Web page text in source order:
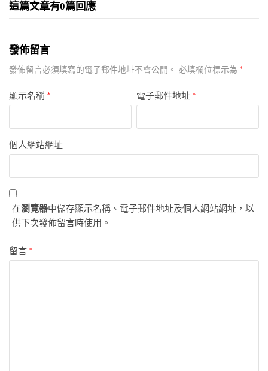
這篇文章有0篇回應
發佈留言
發佈留言必須填寫的電子郵件地址不會公開。 必填欄位標示為 *
顯示名稱 * 電子郵件地址*
個人網站網址
在瀏覽器中儲存顯示名稱、電子郵件地址及個人網站網址，以
供下次發佈留言時使用。
留言 *